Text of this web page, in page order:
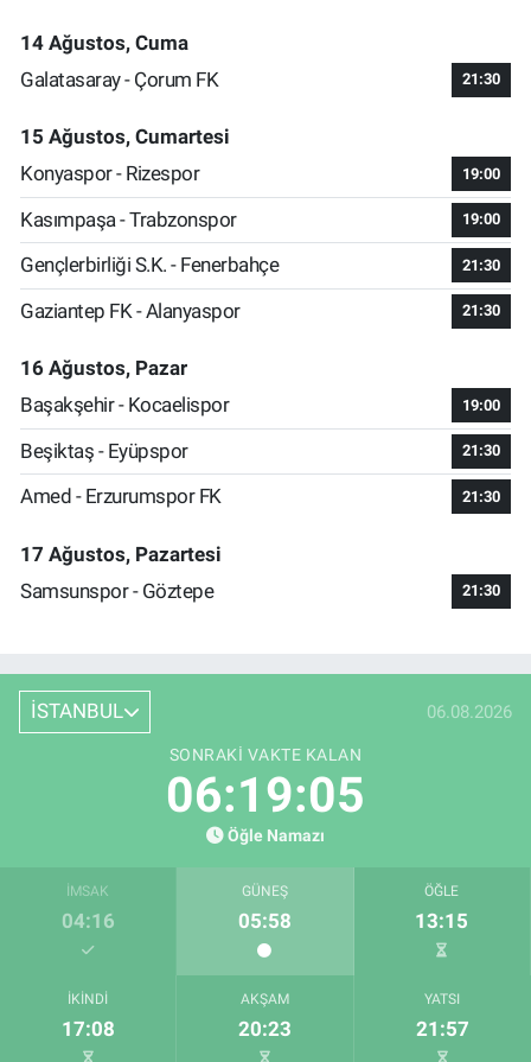
14 Ağustos, Cuma
Galatasaray - Çorum FK
21:30
15 Ağustos, Cumartesi
Konyaspor - Rizespor
19:00
Kasımpaşa - Trabzonspor 19:00
Gençlerbirliği S.K. - Fenerbahçe 21:30
Gaziantep FK - Alanyaspor 21:30
16 Ağustos, Pazar
Başakşehir - Kocaelispor
19:00
Beşiktaş - Eyüpspor 21:30
Amed - Erzurumspor FK 21:30
17 Ağustos, Pazartesi
Samsunspor - Göztepe
21:30
İSTANBUL 06.08.2026
SONRAKI VAKTE KALAN
06:19:04
Öğle Namazı
İMSAK
04:16
GÜNEŞ
05:58
ÖĞLE
13:15
İKINDI
17:08
AKŞAM
20:23
YATSI
21:57